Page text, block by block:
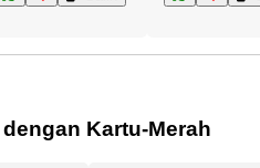
Kartu-Merah